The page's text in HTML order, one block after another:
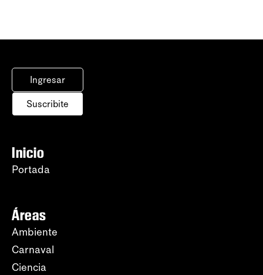
Ingresar
Suscribite
Inicio
Portada
Áreas
Ambiente
Carnaval
Ciencia